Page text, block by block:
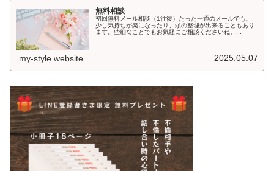
無料相談
初回無料メール相談（1往復）たった一通のメールでも、
少し気持ちが楽になったり、頭の整理が出来ることもあり
ます。些細なことでもお気軽にご相談くださいね。...
my-style.website 2025.05.07